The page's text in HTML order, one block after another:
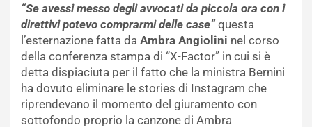
“Se avessi messo degli avvocati da piccola ora con i
direttivi potevo comprarmi delle case” questa
l’esternazione fatta da Ambra Angiolini nel corso
della conferenza stampa di “X-Factor” in cui si è
detta dispiaciuta per il fatto che la ministra Bernini
ha dovuto eliminare le stories di Instagram che
riprendevano il momento del giuramento con
sottofondo proprio la canzone di Ambra